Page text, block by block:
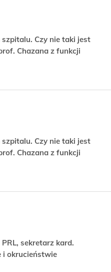
Czy nie taki jest
Chazana z funkcji
Czy nie taki jest
Chazana z funkcji
sekretarz kard.
i okrucieństwie